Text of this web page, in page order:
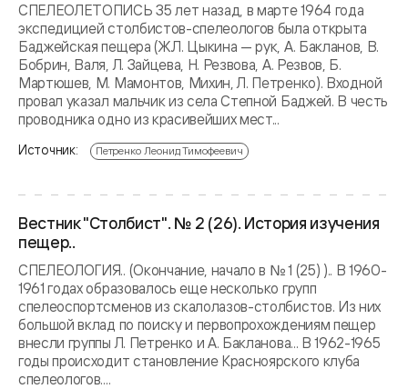
СПЕЛЕОЛЕТОПИСЬ 35 лет назад, в марте 1964 года
экспедицией столбистов-спелеологов была открыта
Баджейская пещера (Ж.Л. Цыкина — рук, А. Бакланов, В.
Бобрин, Валя, Л. Зайцева, Н. Резвова, А. Резвов, Б.
Мартюшев, М. Мамонтов, Михин, Л. Петренко). Входной
провал указал мальчик из села Степной Баджей. В честь
проводника одно из красивейших мест...
Источник: Петренко Леонид Тимофеевич
Вестник "Столбист". № 2 (26). История изучения
пещер..
СПЕЛЕОЛОГИЯ.. (Окончание, начало в № 1 (25) ).. В 1960-
1961 годах образовалось еще несколько групп
спелеоспортсменов из скалолазов-столбистов. Из них
большой вклад по поиску и первопрохождениям пещер
внесли группы Л. Петренко и А. Бакланова... В 1962-1965
годы происходит становление Красноярского клуба
спелеологов....